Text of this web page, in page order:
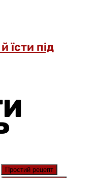
їсти під
Простий рецепт